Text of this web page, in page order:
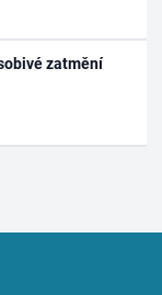
zatmění